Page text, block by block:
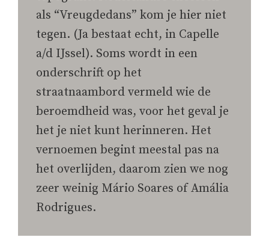
als “Vreugdedans” kom je hier niet
tegen. (Ja bestaat echt, in Capelle
a/d IJssel). Soms wordt in een
onderschrift op het
straatnaambord vermeld wie de
beroemdheid was, voor het geval je
het je niet kunt herinneren. Het
vernoemen begint meestal pas na
het overlijden, daarom zien we nog
zeer weinig Mário Soares of Amália
Rodrigues.